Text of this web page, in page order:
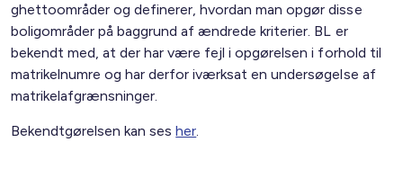
ghettoområder og definerer, hvordan man opgør disse
boligområder på baggrund af ændrede kriterier. BL er
bekendt med, at der har være fejl i opgørelsen i forhold til
matrikelnumre og har derfor iværksat en undersøgelse af
matrikelafgrænsninger.
Bekendtgørelsen kan sesher.